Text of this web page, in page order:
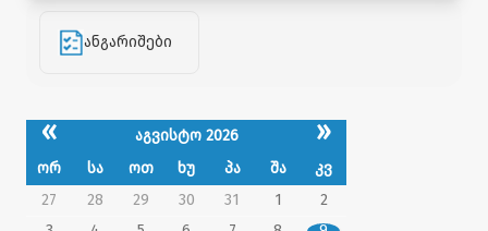
ანგარიშები
« აგვისტო 2026 »
ორ სა ოთ ხუ პა შა
კვ
27
28 29 30 31 1
2